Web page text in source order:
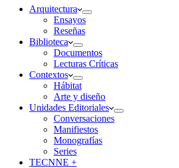
Arquitectura
Ensayos
Reseñas
Biblioteca
Documentos
Lecturas Críticas
Contextos
Hábitat
Arte y diseño
Unidades Editoriales
Conversaciones
Manifiestos
Monografías
Series
TECNNE +